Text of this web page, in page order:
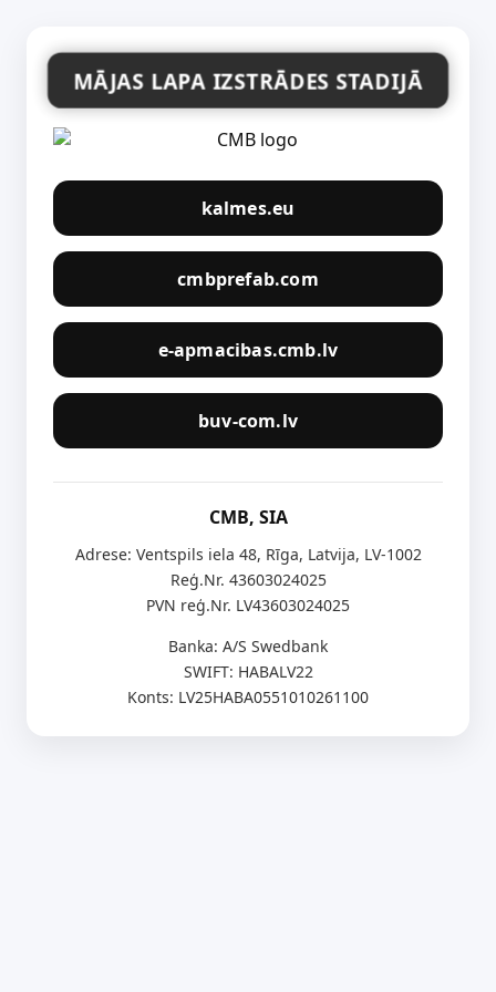
MĀJAS LAPA IZSTRĀDES STADIJĀ
kalmes.eu
cmbprefab.com
e-apmacibas.cmb.lv
buv-com.lv
CMB, SIA
Adrese: Ventspils iela 48, Rīga, Latvija, LV-1002
Reģ.Nr. 43603024025
PVN reģ.Nr. LV43603024025
Banka: A/S Swedbank
SWIFT: HABALV22
Konts: LV25HABA0551010261100